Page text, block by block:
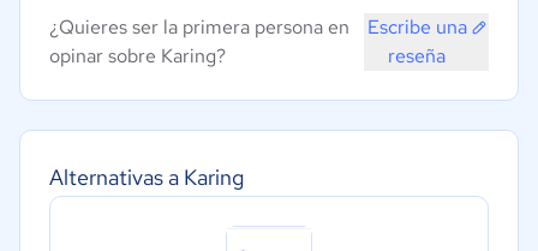
Alternativas a Karing
¿Quieres ser la primera persona en
opinar sobre Karing?
Escribe una
reseña